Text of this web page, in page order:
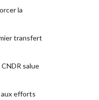
la
transfert
salue
aux efforts